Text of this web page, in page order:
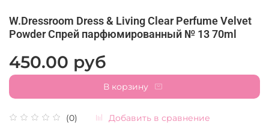
W.Dressroom Dress & Living Clear Perfume Velvet
Powder Спрей парфюмированный № 13 70ml
(0) Добавить в сравнение
450.00 руб
В корзину